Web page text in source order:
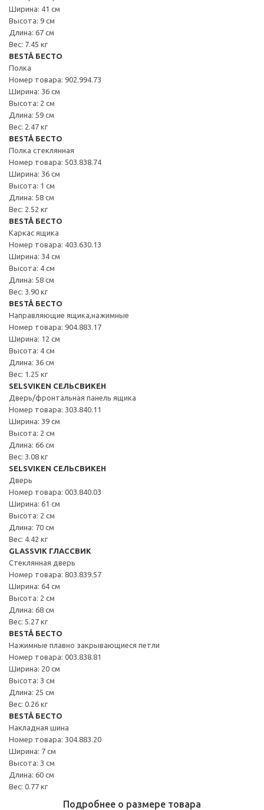
Ширина: 41 см
Высота: 9 см
Длина: 67 см
Вес: 7.45 кг
BESTÅ БЕСТО
Полка
Номер товара: 902.994.73
Ширина: 36 см
Высота: 2 см
Длина: 59 см
Вес: 2.47 кг
BESTÅ БЕСТО
Полка стеклянная
Номер товара: 503.838.74
Ширина: 36 см
Высота: 1 см
Длина: 58 см
Вес: 2.52 кг
BESTÅ БЕСТО
Каркас ящика
Номер товара: 403.630.13
Ширина: 34 см
Высота: 4 см
Длина: 58 см
Вес: 3.90 кг
BESTÅ БЕСТО
Направляющие ящика,нажимные
Номер товара: 904.883.17
Ширина: 12 см
Высота: 4 см
Длина: 36 см
Вес: 1.25 кг
SELSVIKEN СЕЛЬСВИКЕН
Дверь/фронтальная панель ящика
Номер товара: 303.840.11
Ширина: 39 см
Высота: 2 см
Длина: 66 см
Вес: 3.08 кг
SELSVIKEN СЕЛЬСВИКЕН
Дверь
Номер товара: 003.840.03
Ширина: 61 см
Высота: 2 см
Длина: 70 см
Вес: 4.42 кг
GLASSVIK ГЛАССВИК
Стеклянная дверь
Номер товара: 803.839.57
Ширина: 64 см
Высота: 2 см
Длина: 68 см
Вес: 5.27 кг
BESTÅ БЕСТО
Нажимные плавно закрывающиеся петли
Номер товара: 003.838.81
Ширина: 20 см
Высота: 3 см
Длина: 25 см
Вес: 0.26 кг
BESTÅ БЕСТО
Накладная шина
Номер товара: 304.883.20
Ширина: 7 см
Высота: 3 см
Длина: 60 см
Вес: 0.77 кг
Подробнее о размере товара